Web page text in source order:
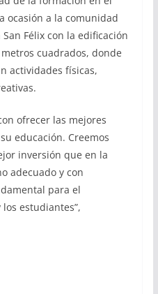
ocasión a la comunidad
Félix con la edificación
cuadrados, donde
actividades físicas,
ofrecer las mejores
educación. Creemos
inversión que en la
adecuado y con
para el
estudiantes”,